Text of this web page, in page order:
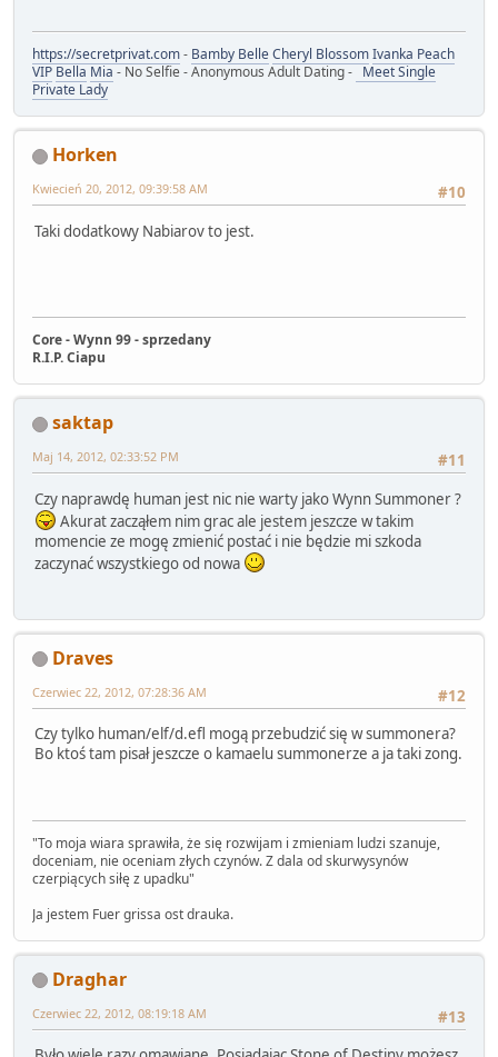
https://secretprivat.com- Bamby BelleCheryl BlossomIvanka Peach
VIP Bella Mia - No Selfie - Anonymous Adult Dating - Meet Single
Private Lady
Horken
#10
Kwiecień 20, 2012, 09:39:58 AM
Taki dodatkowy Nabiarov to jest.
Core - Wynn 99 - sprzedany
R.I.P. Ciapu
saktap
#11
Maj 14, 2012, 02:33:52 PM
Czy naprawdę human jest nic nie warty jako Wynn Summoner ?
Akurat zacząłem nim grac ale jestem jeszcze w takim
momencie ze mogę zmienić postać i nie będzie mi szkoda
zaczynać wszystkiego od nowa
Draves
#12
Czerwiec 22, 2012, 07:28:36 AM
Czy tylko human/elf/d.efl mogą przebudzić się w summonera?
Bo ktoś tam pisał jeszcze o kamaelu summonerze a ja taki zong.
"To moja wiara sprawiła, że się rozwijam i zmieniam ludzi szanuje,
doceniam, nie oceniam złych czynów. Z dala od skurwysynów
czerpiących siłę z upadku"
Ja jestem Fuer grissa ost drauka.
Draghar
#13
Czerwiec 22, 2012, 08:19:18 AM